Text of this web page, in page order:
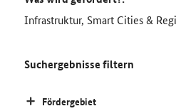
Infrastruktur, Smart Cities &
Suchergebnisse filtern
Fördergebiet